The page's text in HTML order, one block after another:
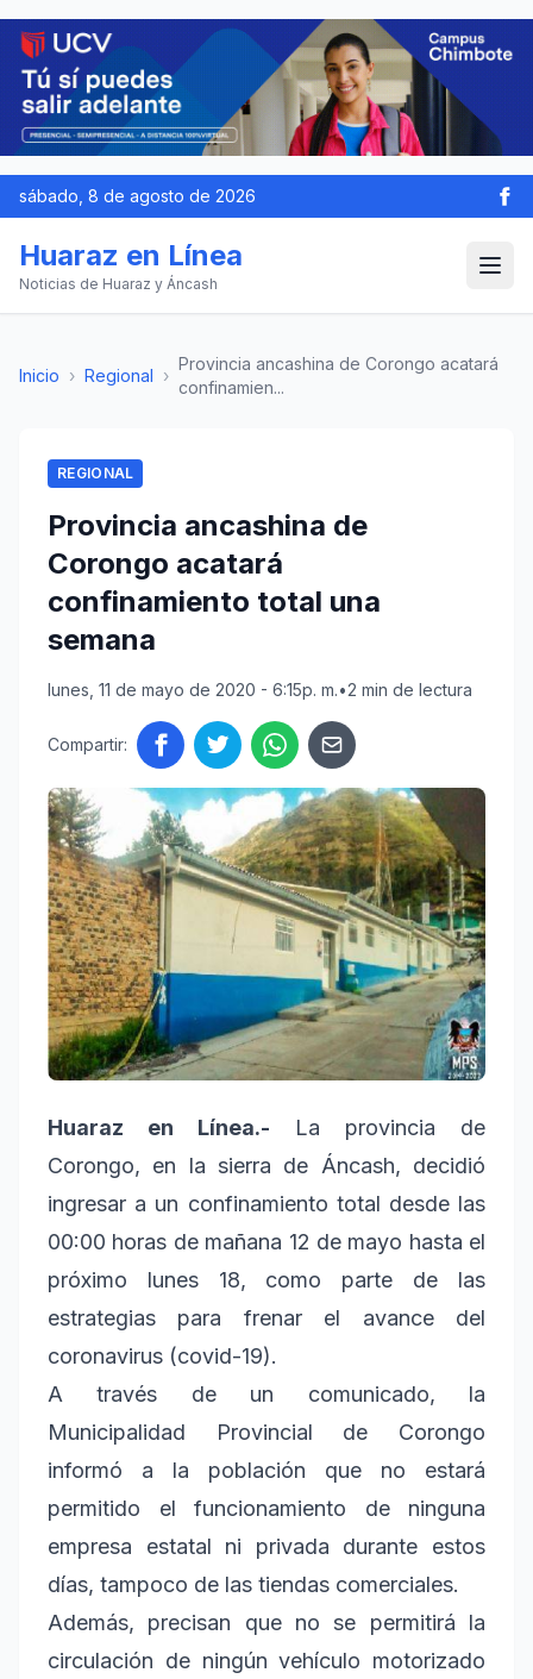
sábado, 8 de agosto de 2026
Huaraz en Línea
Noticias de Huaraz y Áncash
Inicio › Regional ›
Provincia ancashina de Corongo acatará
confinamien...
REGIONAL
Provincia ancashina de
Corongo acatará
confinamiento total una
semana
lunes, 11 de mayo de 2020 - 6:15p. m.•2 min de lectura
Compartir:
Huaraz en Línea.- La provincia de
Corongo, en la sierra de Áncash, decidió
ingresar a un confinamiento total desde las
00:00 horas de mañana 12 de mayo hasta el
próximo lunes 18, como parte de las
estrategias para frenar el avance del
coronavirus (covid-19).
A través de un comunicado, la
Municipalidad Provincial de Corongo
informó a la población que no estará
permitido el funcionamiento de ninguna
empresa estatal ni privada durante estos
días, tampoco de las tiendas comerciales.
Además, precisan que no se permitirá la
circulación de ningún vehículo motorizado